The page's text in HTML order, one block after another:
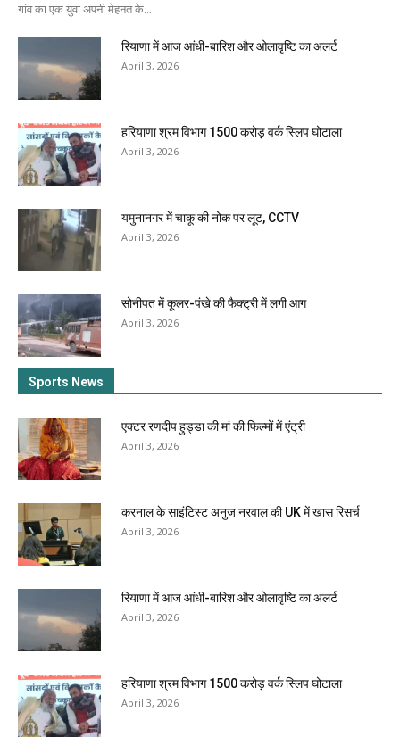
गांव का एक युवा अपनी मेहनत के...
रियाणा में आज आंधी-बारिश और ओलावृष्टि का अलर्ट
April 3, 2026
हरियाणा श्रम विभाग 1500 करोड़ वर्क स्लिप घोटाला
April 3, 2026
यमुनानगर में चाकू की नोक पर लूट, CCTV
April 3, 2026
सोनीपत में कूलर-पंखे की फैक्ट्री में लगी आग
April 3, 2026
Sports News
एक्टर रणदीप हुड्डा की मां की फिल्मों में एंट्री
April 3, 2026
करनाल के साइंटिस्ट अनुज नरवाल की UK में खास रिसर्च
April 3, 2026
रियाणा में आज आंधी-बारिश और ओलावृष्टि का अलर्ट
April 3, 2026
हरियाणा श्रम विभाग 1500 करोड़ वर्क स्लिप घोटाला
April 3, 2026